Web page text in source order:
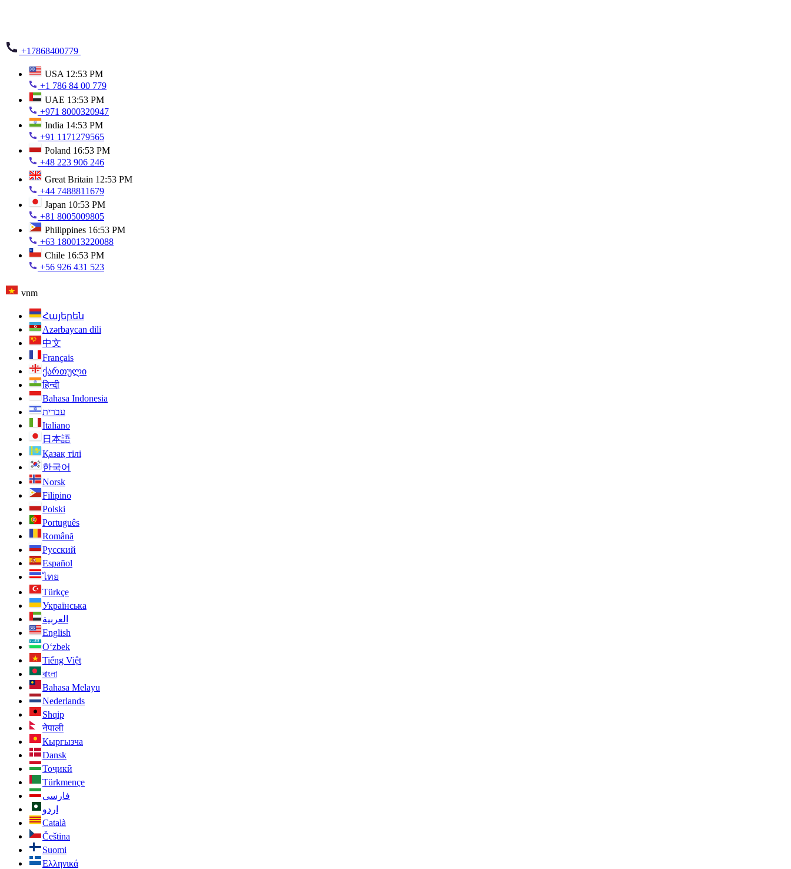
+17868400779
USA 12:53 PM
+1 786 84 00 779
UAE 13:53 PM
+971 8000320947
India 14:53 PM
+91 1171279565
Poland 16:53 PM
+48 223 906 246
Great Britain 12:53 PM
+44 7488811679
Japan 10:53 PM
+81 8005009805
Philippines 16:53 PM
+63 180013220088
Chile 16:53 PM
+56 926 431 523
vnm
Հայերեն
Azərbaycan dili
中文
Français
ქართული
हिन्दी
Bahasa Indonesia
עברית
Italiano
日本語
Қазақ тілі
한국어
Norsk
Filipino
Polski
Português
Română
Русский
Español
ไทย
Türkçe
Українська
العربية
English
O‘zbek
Tiếng Việt
বাংলা
Bahasa Melayu
Nederlands
Shqip
नेपाली
Кыргызча
Dansk
Тоҷикӣ
Türkmençe
فارسی
اردو
Català
Čeština
Suomi
Ελληνικά